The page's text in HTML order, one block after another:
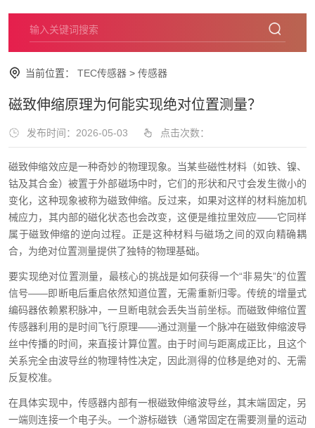
当前位置： TEC传感器 > 传感器
磁致伸缩原理为何能实现绝对位置测量？
发布时间：2026-05-03 点击次数：
磁致伸缩效应是一种奇妙的物理现象。当某些磁性材料（如铁、镍、
钴及其合金）被置于外部磁场中时，它们的形状和尺寸会发生微小的
变化，这种现象被称为磁致伸缩。反过来，如果对这样的材料施加机
械应力，其内部的磁化状态也会改变，这便是维拉里效应——它同样
属于磁致伸缩的逆向过程。正是这种材料与磁场之间的双向精确耦
合，为绝对位置测量提供了独特的物理基础。
要实现绝对位置测量，最核心的挑战是如何获得一个“非易失”的位置
信号——即断电后重启依然知道位置，无需重新归零。传统的增量式
编码器依赖累积脉冲，一旦断电就会丢失当前坐标。而磁致伸缩位置
传感器利用的是时间飞行原理——通过测量一个脉冲在磁致伸缩波导
丝中传播的时间，来直接计算位置。由于时间与距离成正比，且这个
关系完全由波导丝的物理特性决定，因此测得的位移是绝对的、无需
反复校准。
在具体实现中，传感器内部有一根磁致伸缩波导丝，其末端固定，另
一端则连接一个电子头。一个游标磁铁（通常固定在需要测量的运动